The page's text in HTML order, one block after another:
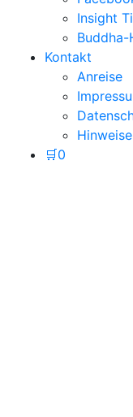
Insight
Buddha-
Kontakt
Anreise
🛒0